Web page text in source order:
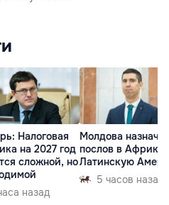
Налоговая
на 2027 год
сложной, но
назад
Молдова
послов в Африку
Латинскую
5 часов назад